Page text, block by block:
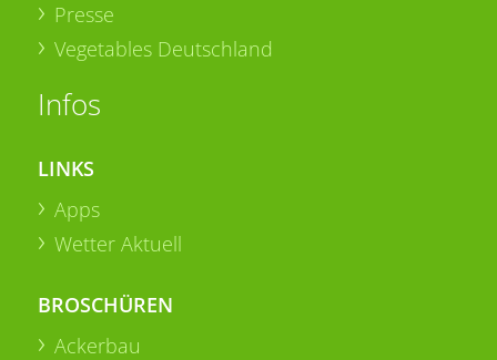
Presse
Vegetables Deutschland
Infos
LINKS
Apps
Wetter Aktuell
BROSCHÜREN
Ackerbau